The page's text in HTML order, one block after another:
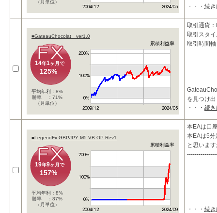
（月単位）
・・・ 続
■GateauChocolat ver1.0
累積利益率
14年1ヶ月で
125%
平均年利：8%
勝率 ：71%
（月単位）
取引通貨
取引スタ
取引時間
を見つけ
・長期短期
・・・ 続
■LegendFx GBPJPY M5 VB OP Rev1
累積利益率
19年9ヶ月で
157%
平均年利：8%
勝率 ：87%
（月単位）
本EAは口
本EAは5
と思いま
・・・ 続